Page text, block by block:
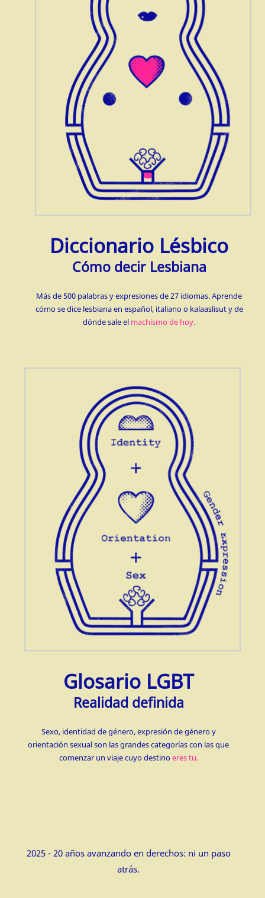
Diccionario Lésbico
Cómo decir Lesbiana
Más de 500 palabras y expresiones de 27 idiomas. Aprende
cómo se dice lesbiana en español, italiano o kalaaslisut y de
dónde sale el machismo de hoy.
Glosario LGBT
Realidad definida
Sexo, identidad de género, expresión de género y
orientación sexual son las grandes categorías con las que
comenzar un viaje cuyo destinoeres tu.
2025 - 20 años avanzando en derechos: ni un paso
atrás.